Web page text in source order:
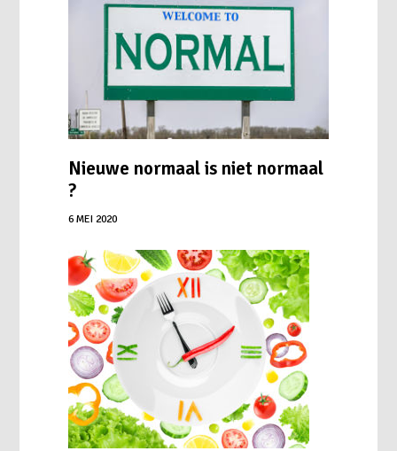
Nieuwe normaal is niet normaal
?
6 MEI 2020